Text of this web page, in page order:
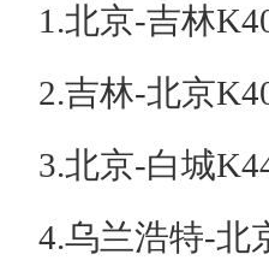
1.北京-吉林
2.吉林-北京
3.北京-白城
4.乌兰浩特-北